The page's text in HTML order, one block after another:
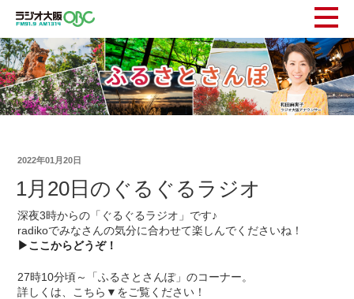
2022年01月20日
1月20日のぐるぐるラジオ
深夜3時からの「ぐるぐるラジオ」です♪
radikoでみなさんの気分に合わせて楽しんでくださいね！
▶ここからどうぞ！
27時10分頃～「ふるさとさんぽ」のコーナー。
詳しくは、こちら▼をご覧ください！